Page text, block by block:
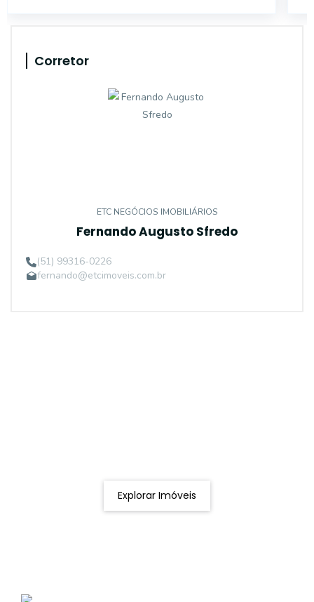
Corretor
ETC NEGÓCIOS IMOBILIÁRIOS
Fernando Augusto Sfredo
(51) 99316-0226
fernando@etcimoveis.com.br
Explorar Imóveis